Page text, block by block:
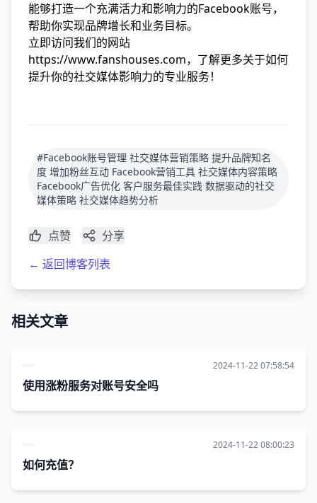
能够打造一个充满活力和影响力的Facebook账号，
帮助你实现品牌增长和业务目标。
立即访问我们的网站
https://www.fanshouses.com，了解更多关于如何
提升你的社交媒体影响力的专业服务！
#Facebook账号管理 社交媒体营销策略 提升品牌知名
度 增加粉丝互动 Facebook营销工具 社交媒体内容策略
Facebook广告优化 客户服务最佳实践 数据驱动的社交
媒体策略 社交媒体趋势分析
点赞
分享
← 返回博客列表
相关文章
2024-11-22 07:58:54
使用涨粉服务对账号安全吗
2024-11-22 08:00:23
如何充值？